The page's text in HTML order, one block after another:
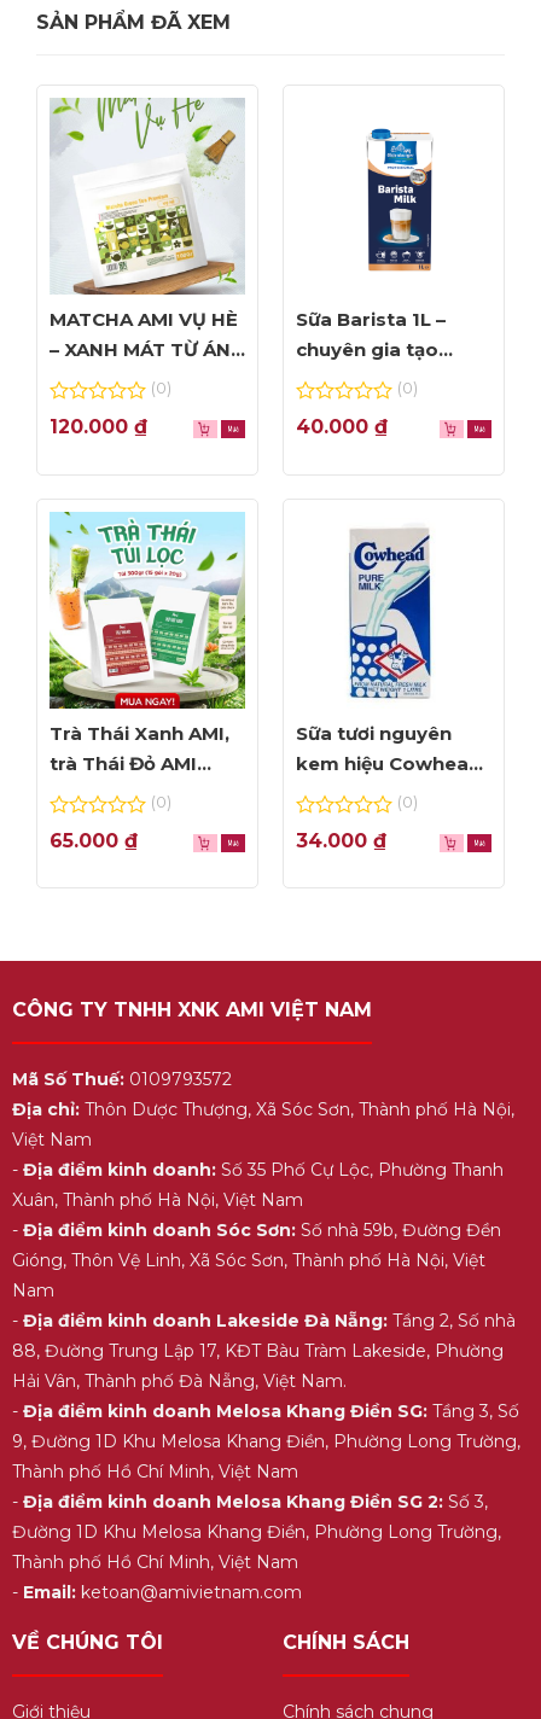
SẢN PHẨM ĐÃ XEM
MATCHA AMI VỤ HÈ
– XANH MÁT TỪ ÁNH
NHÌN ĐẦU TIÊN
0
out
5
(0)
120.000 ₫
Sữa Barista 1L –
chuyên gia tạo
Foam đỉnh cao
0
out
5
(0)
40.000 ₫
Trà Thái Xanh AMI,
trà Thái Đỏ AMI
thơm ngon, túi lọc
0
out
5
(0)
65.000 ₫
Sữa tươi nguyên
kem hiệu Cowhead
– hộp 1L
0
out
5
(0)
34.000 ₫
CÔNG TY TNHH XNK AMI VIỆT NAM
Mã Số Thuế:0109793572
Địa chỉ:Thôn Dược Thượng, Xã Sóc Sơn, Thành phố Hà Nội,
Việt Nam
- Địa điểm kinh doanh:Số 35 Phố Cự Lộc, Phường Thanh
Xuân, Thành phố Hà Nội, Việt Nam
- Địa điểm kinh doanh Sóc Sơn:Số nhà 59b, Đường Đền
Gióng, Thôn Vệ Linh, Xã Sóc Sơn, Thành phố Hà Nội, Việt
Nam
- Địa điểm kinh doanh Lakeside Đà Nẵng:Tầng 2, Số nhà
88, Đường Trung Lập 17, KĐT Bàu Tràm Lakeside, Phường
Hải Vân, Thành phố Đà Nẵng, Việt Nam.
- Địa điểm kinh doanh Melosa Khang Điền SG:Tầng 3, Số
9, Đường 1D Khu Melosa Khang Điền, Phường Long Trường,
Thành phố Hồ Chí Minh, Việt Nam
- Địa điểm kinh doanh Melosa Khang Điền SG 2:Số 3,
Đường 1D Khu Melosa Khang Điền, Phường Long Trường,
Thành phố Hồ Chí Minh, Việt Nam
- Email:ketoan@amivietnam.com
VỀ CHÚNG TÔI
Giới thiệu
CHÍNH SÁCH
Chính sách chung